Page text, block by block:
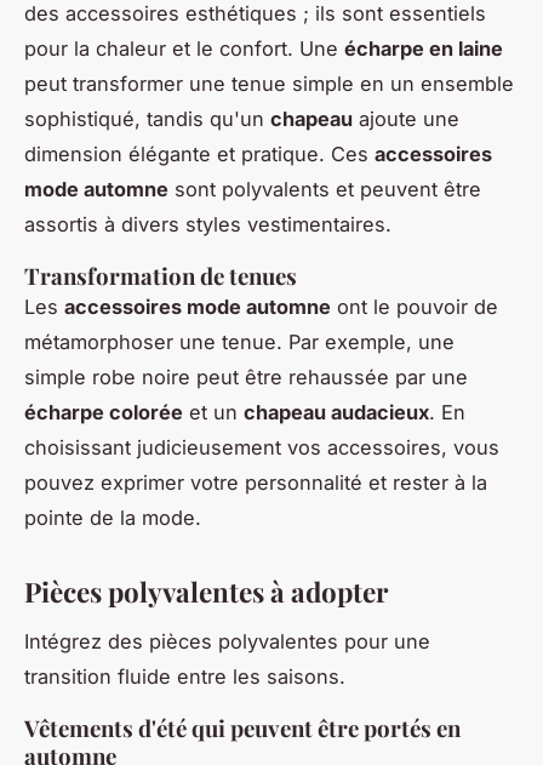
des accessoires esthétiques ; ils sont essentiels
pour la chaleur et le confort. Une écharpe en laine
peut transformer une tenue simple en un ensemble
sophistiqué, tandis qu'un chapeau ajoute une
dimension élégante et pratique. Ces accessoires
mode automne sont polyvalents et peuvent être
assortis à divers styles vestimentaires.
Transformation de tenues
Les accessoires mode automne ont le pouvoir de
métamorphoser une tenue. Par exemple, une
simple robe noire peut être rehaussée par une
écharpe colorée et un chapeau audacieux. En
choisissant judicieusement vos accessoires, vous
pouvez exprimer votre personnalité et rester à la
pointe de la mode.
Pièces polyvalentes à adopter
Intégrez des pièces polyvalentes pour une
transition fluide entre les saisons.
Vêtements d'été qui peuvent être portés en
automne